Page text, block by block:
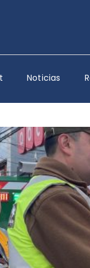
Noticias